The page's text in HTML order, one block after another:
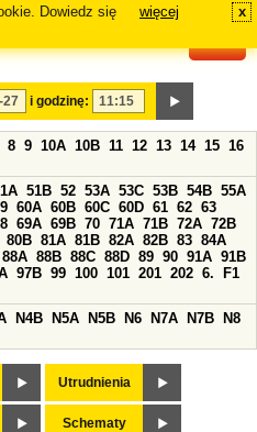
Dowiedz się
więcej x
i godzinę:
8 9 10A 10B 11 12 13 14 15 16
51B 52 53A 53C 53B 54B 55A
60A 60B 60C 60D 61 62 63
69A 69B 70 71A 71B 72A 72B
80B 81A 81B 82A 82B 83 84A
88A 88B 88C 88D 89 90 91A 91B
97B 99 100 101 201 202 6.
F1
N4B N5A N5B N6 N7A N7B
N8
Utrudnienia
Schematy